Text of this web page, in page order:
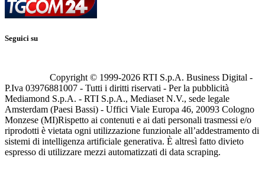
Seguici su
Copyright © 1999-2026 RTI S.p.A. Business Digital -
P.Iva 03976881007 - Tutti i diritti riservati - Per la pubblicità
Mediamond S.p.A. - RTI S.p.A., Mediaset N.V., sede legale
Amsterdam (Paesi Bassi) - Uffici Viale Europa 46, 20093 Cologno
Monzese (MI)Rispetto ai contenuti e ai dati personali trasmessi e/o
riprodotti è vietata ogni utilizzazione funzionale all’addestramento di
sistemi di intelligenza artificiale generativa. È altresì fatto divieto
espresso di utilizzare mezzi automatizzati di data scraping.